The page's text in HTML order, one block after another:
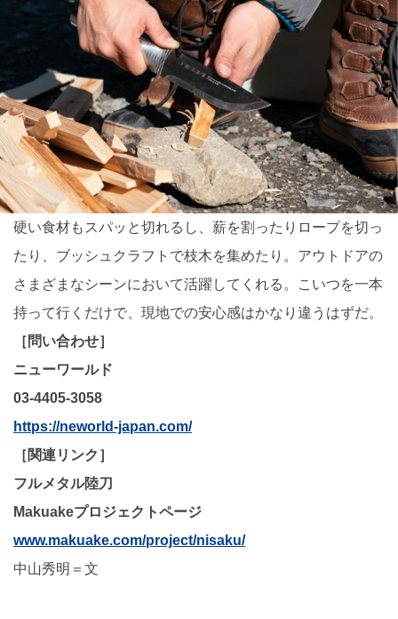
硬い食材もスパッと切れるし、薪を割ったりロープを切っ
たり、ブッシュクラフトで枝木を集めたり。アウトドアの
さまざまなシーンにおいて活躍してくれる。こいつを一本
持って行くだけで、現地での安心感はかなり違うはずだ。
［問い合わせ］
ニューワールド
03-4405-3058
https://neworld-japan.com/
［関連リンク］
フルメタル陸刀
Makuakeプロジェクトページ
www.makuake.com/project/nisaku/
中山秀明＝文